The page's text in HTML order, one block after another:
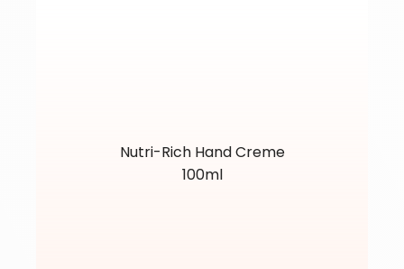
Nutri-Rich Hand Creme
100ml